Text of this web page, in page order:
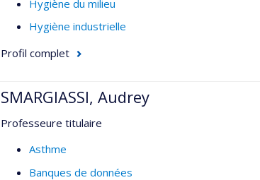
Hygiène du milieu
Hygiène industrielle
Profil complet
SMARGIASSI, Audrey
Professeure titulaire
Asthme
Banques de données